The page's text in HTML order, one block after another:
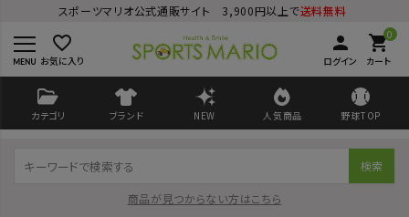
スポーツマリオ公式通販サイト 3,900円以上で送料無料
favorite_border
お気に入り
person
ログイン
0
shopping_cart
カート
カテゴリ ブランド NEW 人気商品 野球TOP
検索
商品が見つからない方はこちら